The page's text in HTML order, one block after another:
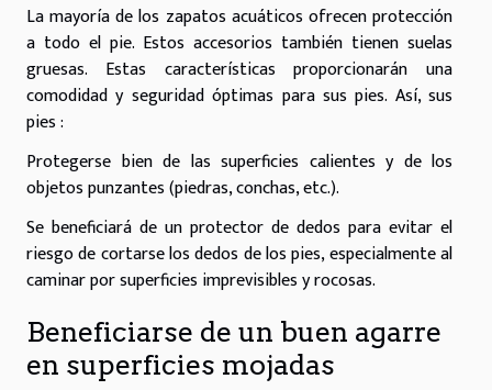
La mayoría de los zapatos acuáticos ofrecen protección
a todo el pie. Estos accesorios también tienen suelas
gruesas. Estas características proporcionarán una
comodidad y seguridad óptimas para sus pies. Así, sus
pies :
Protegerse bien de las superficies calientes y de los
objetos punzantes (piedras, conchas, etc.).
Se beneficiará de un protector de dedos para evitar el
riesgo de cortarse los dedos de los pies, especialmente al
caminar por superficies imprevisibles y rocosas.
Beneficiarse de un buen agarre
en superficies mojadas